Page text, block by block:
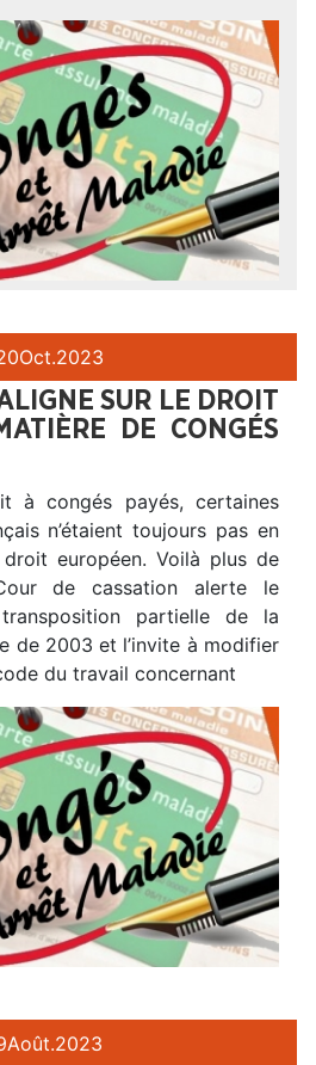
Oct.2023
SUR LE DROIT
DE CONGÉS
à congés payés, certaines
n’étaient toujours pas en
européen. Voilà plus de
de cassation alerte le
partielle de la
de 2003 et l’invite à modifier
du travail concernant
Août.2023